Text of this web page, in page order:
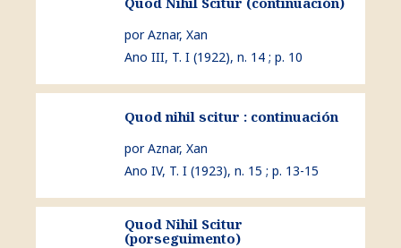
por Aznar, Xan
Ano III, T. I (1922), n. 14 ; p. 10
ver Quod nihil scitur : continuación
Quod nihil scitur : continuación
por Aznar, Xan
Ano IV, T. I (1923), n. 15 ; p. 13-15
ver Quod Nihil Scitur (porseguimento)
Quod Nihil Scitur
(porseguimento)